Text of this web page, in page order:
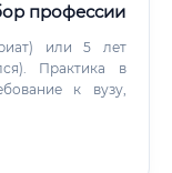
профессии
или 5 лет
Практика в
к вузу,